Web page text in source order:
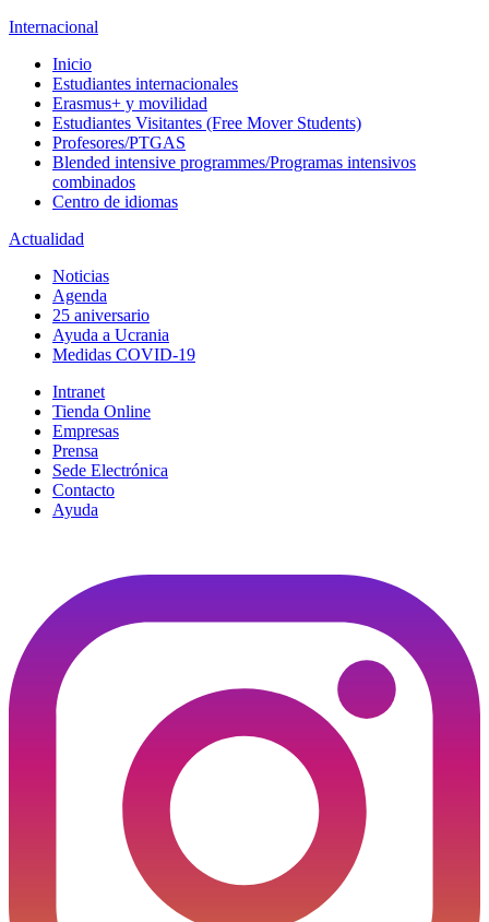
Internacional
Inicio
Estudiantes internacionales
Erasmus+ y movilidad
Estudiantes Visitantes (Free Mover Students)
Profesores/PTGAS
Blended intensive programmes/Programas intensivos
combinados
Centro de idiomas
Actualidad
Noticias
Agenda
25 aniversario
Ayuda a Ucrania
Medidas COVID-19
Intranet
Tienda Online
Empresas
Prensa
Sede Electrónica
Contacto
Ayuda